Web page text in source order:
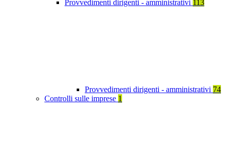
Provvedimenti dirigenti - amministrativi 113
Provvedimenti dirigenti - amministrativi 74
Controlli sulle imprese 1